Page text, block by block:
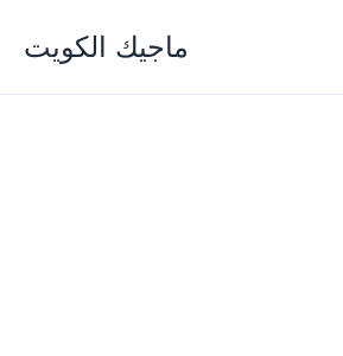
content
ماجيك الكويت